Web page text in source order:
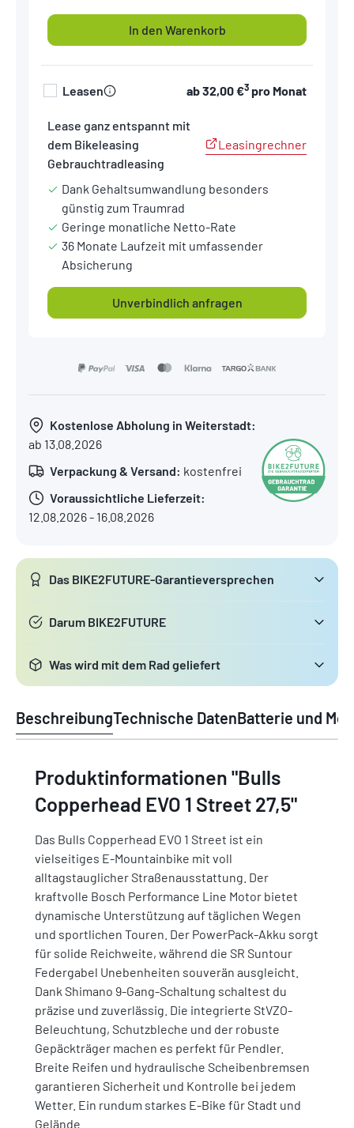
In den Warenkorb
Leasen ab32,00 €3 pro Monat
Lease ganz entspannt mit
dem Bikeleasing
Gebrauchtradleasing
Leasingrechner
Dank Gehaltsumwandlung besonders
günstig zum Traumrad
Geringe monatliche Netto-Rate
36 Monate Laufzeit mit umfassender
Absicherung
Unverbindlich anfragen
Kostenlose Abholung in Weiterstadt:
ab 13.08.2026
Verpackung & Versand: kostenfrei
Voraussichtliche Lieferzeit:
12.08.2026 - 16.08.2026
Das BIKE2FUTURE-Garantieversprechen
Darum BIKE2FUTURE
Was wird mit dem Rad geliefert
BeschreibungTechnische DatenBatterie und
Produktinformationen "Bulls
Copperhead EVO 1 Street 27,5"
Das Bulls Copperhead EVO 1 Street ist ein
vielseitiges E-Mountainbike mit voll
alltagstauglicher Straßenausstattung. Der
kraftvolle Bosch Performance Line Motor bietet
dynamische Unterstützung auf täglichen Wegen
und sportlichen Touren. Der PowerPack-Akku sorgt
für solide Reichweite, während die SR Suntour
Federgabel Unebenheiten souverän ausgleicht.
Dank Shimano 9-Gang-Schaltung schaltest du
präzise und zuverlässig. Die integrierte StVZO-
Beleuchtung, Schutzbleche und der robuste
Gepäckträger machen es perfekt für Pendler.
Breite Reifen und hydraulische Scheibenbremsen
garantieren Sicherheit und Kontrolle bei jedem
Wetter. Ein rundum starkes E-Bike für Stadt und
Gelände.